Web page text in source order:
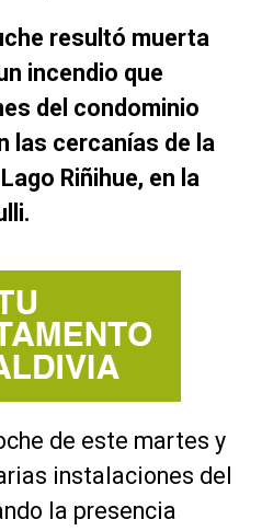
resultó muerta
incendio que
del condominio
las cercanías de la
Riñihue, en la
de este martes y
instalaciones del
la presencia